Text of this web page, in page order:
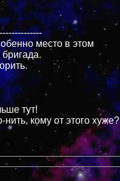
место в этом
тут!
нить, кому от этого хуже?